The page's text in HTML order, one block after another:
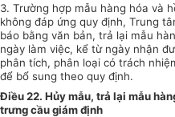
3. Trường hợp mẫu hàng hóa và
không đáp ứng quy định, Trung
báo bằng văn bản, trả lại mẫu
ngày làm việc, kể từ ngày nhận
phân tích, phân loại có trách
để bổ sung theo quy định.
Điều 22. Hủy mẫu, trả lại mẫu
trưng cầu giám định